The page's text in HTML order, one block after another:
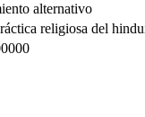
alternativo
religiosa del